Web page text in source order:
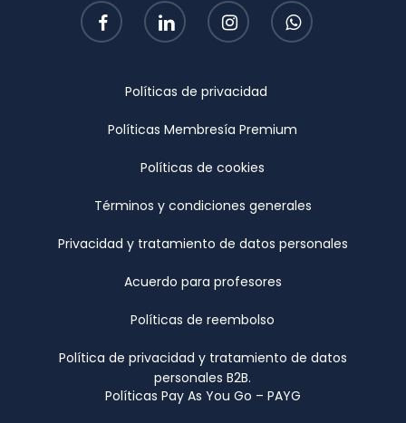
facebook linkedin instagram whatsapp
Políticas de privacidad
Políticas Membresía Premium
Políticas de cookies
Términos y condiciones generales
Privacidad y tratamiento de datos personales
Acuerdo para profesores
Políticas de reembolso
Política de privacidad y tratamiento de datos
personales B2B.
Políticas Pay As You Go – PAYG